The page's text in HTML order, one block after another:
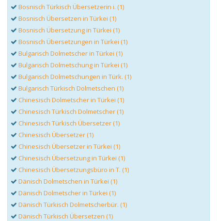
Bosnisch Türkisch Übersetzerin i. (1)
Bosnisch Übersetzen in Türkei (1)
Bosnisch Übersetzung in Türkei (1)
Bosnisch Übersetzungen in Türkei (1)
Bulgarisch Dolmetscher in Türkei (1)
Bulgarisch Dolmetschung in Türkei (1)
Bulgarisch Dolmetschungen in Türk. (1)
Bulgarisch Türkisch Dolmetschen (1)
Chinesisch Dolmetscher in Türkei (1)
Chinesisch Türkisch Dolmetscher (1)
Chinesisch Türkisch Übersetzer (1)
Chinesisch Übersetzer (1)
Chinesisch Übersetzer in Türkei (1)
Chinesisch Übersetzung in Türkei (1)
Chinesisch Übersetzungsbüro in T. (1)
Dänisch Dolmetschen in Türkei (1)
Dänisch Dolmetscher in Türkei (1)
Dänisch Türkisch Dolmetscherbür. (1)
Dänisch Türkisch Übersetzen (1)